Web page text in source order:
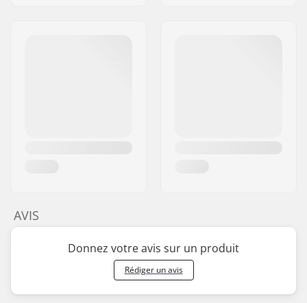
AVIS
Donnez votre avis sur un produit
Rédiger un avis